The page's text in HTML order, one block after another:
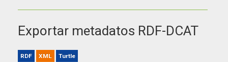
Exportar metadatos RDF-DCAT
RDF XML Turtle